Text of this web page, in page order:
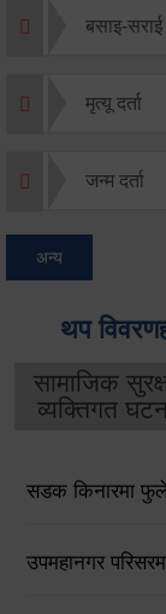
बसाइ-
मृत्यू दर्ता
जन्म दर्ता
अन्य
थप
सामाजिक
व्यक्तिगत
सडक किनारमा
उपमहानगर